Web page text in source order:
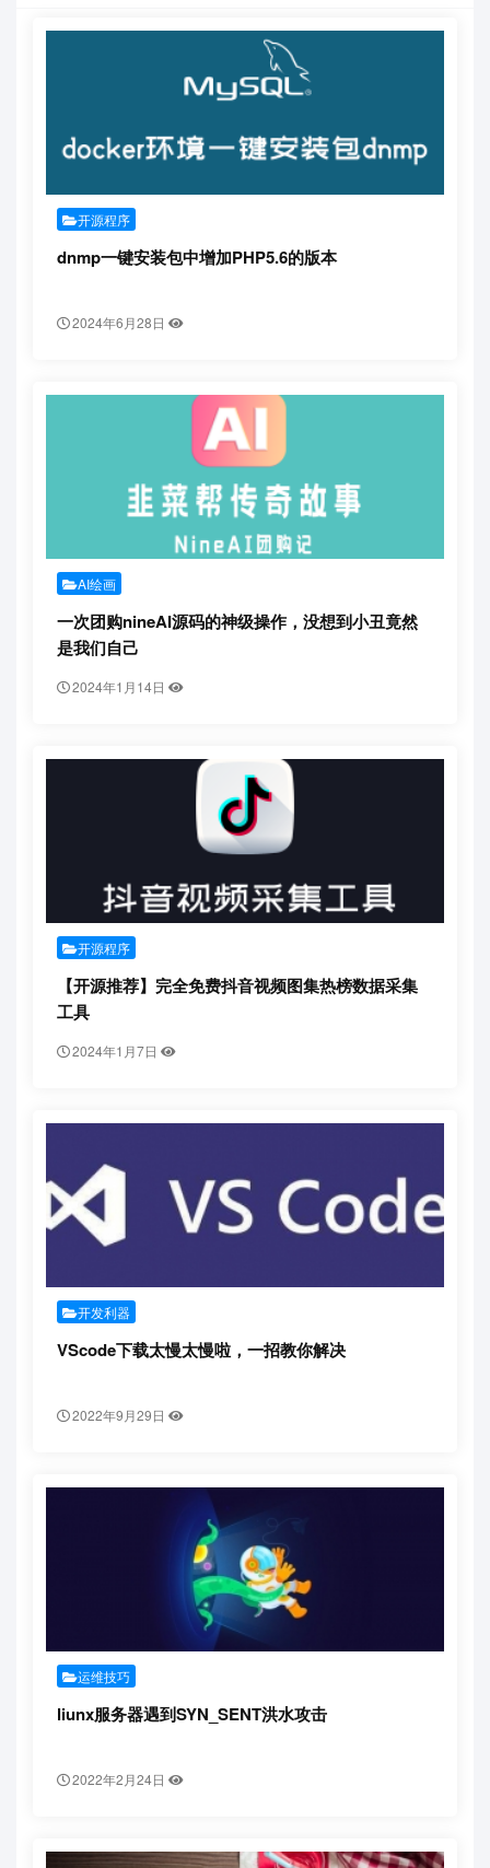
开源程序
dnmp一键安装包中增加PHP5.6的版本
2024年6月28日
AI绘画
一次团购nineAI源码的神级操作，没想到小丑竟然
是我们自己
2024年1月14日
开源程序
【开源推荐】完全免费抖音视频图集热榜数据采集
工具
2024年1月7日
开发利器
VScode下载太慢太慢啦，一招教你解决
2022年9月29日
运维技巧
liunx服务器遇到SYN_SENT洪水攻击
2022年2月24日